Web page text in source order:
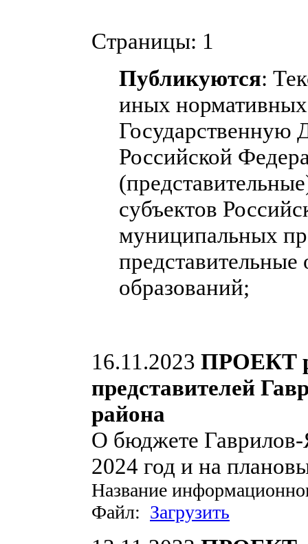
Страницы: 1
Публикуются:
иных
Государственную
Российской
субъектов
муниципальных
образований;
16.11.2023 ПРОЕКТ
представителей
района
О бюджете
2024 год и на
Название
Файл: Загрузить